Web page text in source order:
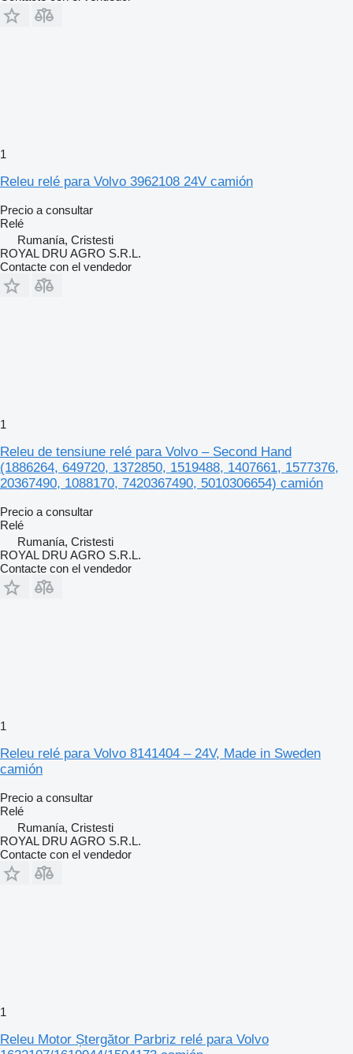
1
Releu relé para Volvo 3962108 24V camión
Precio a consultar
Relé
Rumanía, Cristesti
ROYAL DRU AGRO S.R.L.
Contacte con el vendedor
1
Releu de tensiune relé para Volvo – Second Hand
(1886264, 649720, 1372850, 1519488, 1407661, 1577376,
20367490, 1088170, 7420367490, 5010306654) camión
Precio a consultar
Relé
Rumanía, Cristesti
ROYAL DRU AGRO S.R.L.
Contacte con el vendedor
1
Releu relé para Volvo 8141404 – 24V, Made in Sweden
camión
Precio a consultar
Relé
Rumanía, Cristesti
ROYAL DRU AGRO S.R.L.
Contacte con el vendedor
1
Releu Motor Ștergător Parbriz relé para Volvo